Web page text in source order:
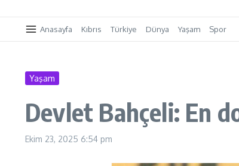
Anasayfa Kıbrıs Türkiye Dünya Yaşam Spor
Yaşam
Devlet Bahçeli: En
Ekim 23, 2025 6:54 pm